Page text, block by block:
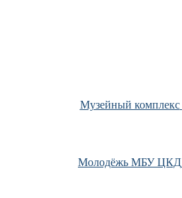
Музейный комплекс
Молодёжь МБУ ЦКД